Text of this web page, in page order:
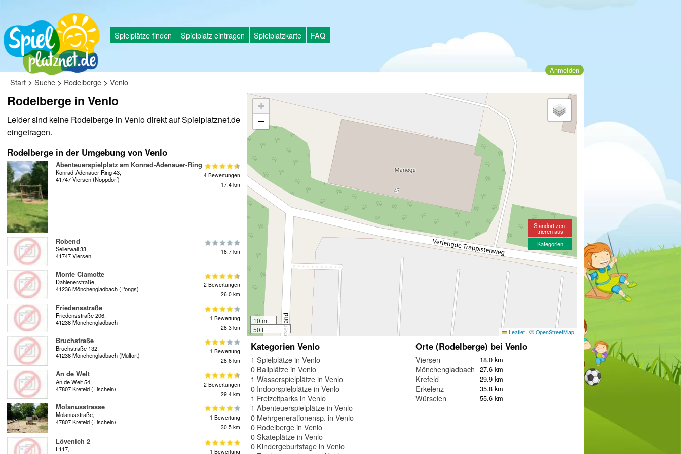
Spielplätze finden Spielplatz eintragen Spielplatzkarte FAQ
Anmelden
Start > Suche > Rodelberge > Venlo
Rodelberge in Venlo
Leider sind keine Rodelberge in Venlo direkt auf Spielplatznet.de
eingetragen.
Rodelberge in der Umgebung von Venlo
Abenteuerspielplatz am Konrad-Adenauer-Ring
Konrad-Adenauer-Ring 43,
41747 Viersen (Noppdorf)
4 Bewertungen
17.4 km
Robend
Seilerwall 33,
41747 Viersen
18.7 km
Monte Clamotte
Dahlenerstraße,
41236 Mönchengladbach (Pongs)
2 Bewertungen
26.0 km
Friedensstraße
Friedensstraße 206,
41238 Mönchengladbach
1 Bewertung
28.3 km
Bruchstraße
Bruchstraße 132,
41238 Mönchengladbach (Mülfort)
1 Bewertung
28.6 km
An de Welt
An de Welt 54,
47807 Krefeld (Fischeln)
2 Bewertungen
29.4 km
Molanusstrasse
Molanusstraße,
47807 Krefeld (Fischeln)
1 Bewertung
30.5 km
Lövenich 2
L117,
1 Bewertung
+
−
10 m
50 ft
Leaflet | © OpenStreetMap
Standort zen-
trieren aus
Kategorien
Kategorien Venlo
1 Spielplätze in Venlo
0 Ballplätze in Venlo
1 Wasserspielplätze in Venlo
0 Indoorspielplätze in Venlo
1 Freizeitparks in Venlo
1 Abenteuerspielplätze in Venlo
0 Mehrgenerationensp. in Venlo
0 Rodelberge in Venlo
0 Skateplätze in Venlo
0 Kindergeburtstage in Venlo
Orte (Rodelberge) bei Venlo
Viersen 18.0 km
Mönchengladbach 27.6 km
Krefeld 29.9 km
Erkelenz 35.8 km
Würselen 55.6 km